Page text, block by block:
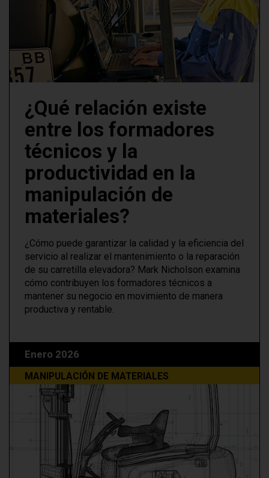
¿Qué relación existe
entre los formadores
técnicos y la
productividad en la
manipulación de
materiales?
¿Cómo puede garantizar la calidad y la eficiencia del
servicio al realizar el mantenimiento o la reparación
de su carretilla elevadora? Mark Nicholson examina
cómo contribuyen los formadores técnicos a
mantener su negocio en movimiento de manera
productiva y rentable.
Enero 2026
MANIPULACIÓN DE MATERIALES